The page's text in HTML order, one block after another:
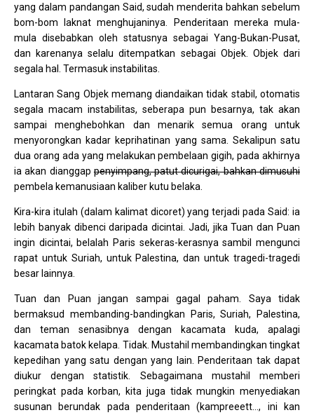
yang dalam pandangan Said, sudah menderita bahkan sebelum
bom-bom laknat menghujaninya. Penderitaan mereka mula-
mula disebabkan oleh statusnya sebagai Yang-Bukan-Pusat,
dan karenanya selalu ditempatkan sebagai Objek. Objek dari
segala hal. Termasuk instabilitas.
Lantaran Sang Objek memang diandaikan tidak stabil, otomatis
segala macam instabilitas, seberapa pun besarnya, tak akan
sampai menghebohkan dan menarik semua orang untuk
menyorongkan kadar keprihatinan yang sama. Sekalipun satu
dua orang ada yang melakukan pembelaan gigih, pada akhirnya
ia akan dianggappenyimpang, patut dicurigai, bahkan dimusuhi
pembela kemanusiaan kaliber kutu belaka.
Kira-kira itulah (dalam kalimat dicoret) yang terjadi pada Said: ia
lebih banyak dibenci daripada dicintai. Jadi, jika Tuan dan Puan
ingin dicintai, belalah Paris sekeras-kerasnya sambil mengunci
rapat untuk Suriah, untuk Palestina, dan untuk tragedi-tragedi
besar lainnya.
Tuan dan Puan jangan sampai gagal paham. Saya tidak
bermaksud membanding-bandingkan Paris, Suriah, Palestina,
dan teman senasibnya dengan kacamata kuda, apalagi
kacamata batok kelapa. Tidak. Mustahil membandingkan tingkat
kepedihan yang satu dengan yang lain. Penderitaan tak dapat
diukur dengan statistik. Sebagaimana mustahil memberi
peringkat pada korban, kita juga tidak mungkin menyediakan
susunan berundak pada penderitaan (kampreeett…, ini kan